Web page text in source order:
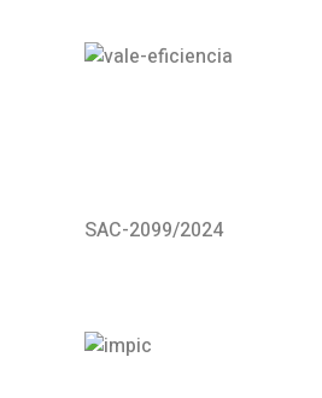
SAC-2099/2024